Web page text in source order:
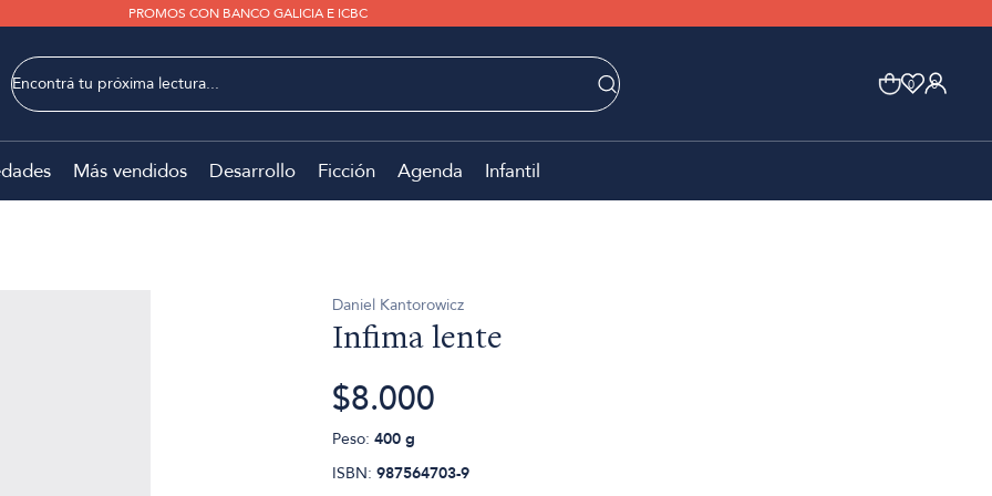
PROMOS CON BANCO GALICIA E ICBC
0 0
Más vendidos Desarrollo Ficción Agenda Infantil
Daniel Kantorowicz
Infima lente
$8.000
Peso: 400 g
ISBN: 987564703-9